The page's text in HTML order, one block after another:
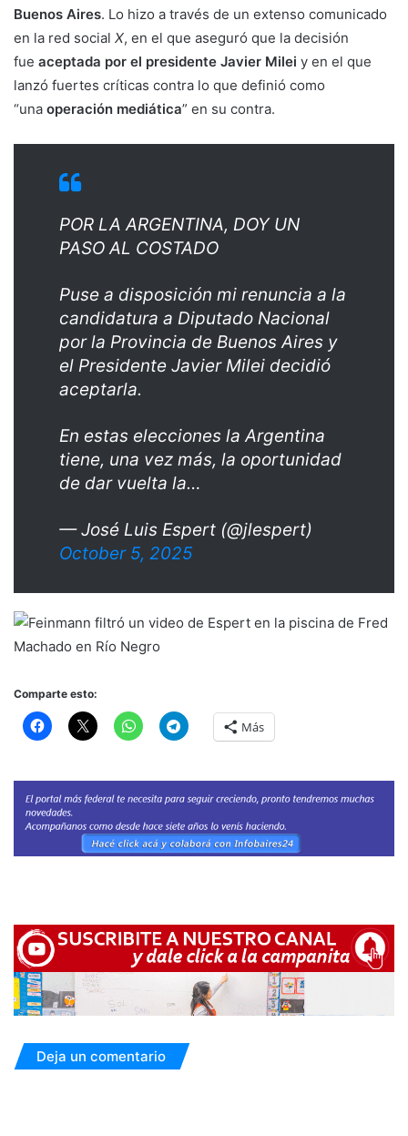
Buenos Aires. Lo hizo a través de un extenso comunicado
en la red social X, en el que aseguró que la decisión
fue aceptada por el presidente Javier Milei y en el que
lanzó fuertes críticas contra lo que definió como
“una operación mediática” en su contra.
POR LA ARGENTINA, DOY UN
PASO AL COSTADO
Puse a disposición mi renuncia a la
candidatura a Diputado Nacional
por la Provincia de Buenos Aires y
el Presidente Javier Milei decidió
aceptarla.
En estas elecciones la Argentina
tiene, una vez más, la oportunidad
de dar vuelta la…
— José Luis Espert (@jlespert)
October 5, 2025
Comparte esto:
Más
Deja un comentario